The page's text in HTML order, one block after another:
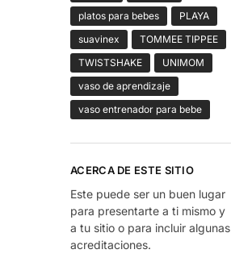
platos para bebes
PLAYA
suavinex
TOMMEE TIPPEE
TWISTSHAKE
UNIMOM
vaso de aprendizaje
vaso entrenador para bebe
ACERCA DE ESTE SITIO
Este puede ser un buen lugar
para presentarte a ti mismo y
a tu sitio o para incluir algunas
acreditaciones.